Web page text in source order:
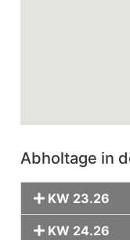
Abholtage in
KW 23.26
KW 24.26